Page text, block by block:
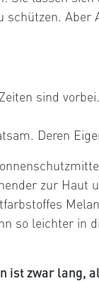
sind
Deren
zur
so leichter in
zwar lang,